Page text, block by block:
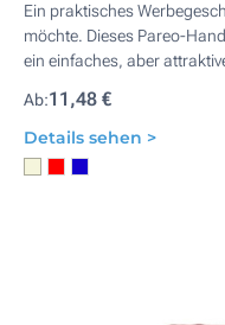
Ein praktisches
möchte. Dieses Pareo-
ein einfaches, aber
Ab:11,48 €
Details sehen >